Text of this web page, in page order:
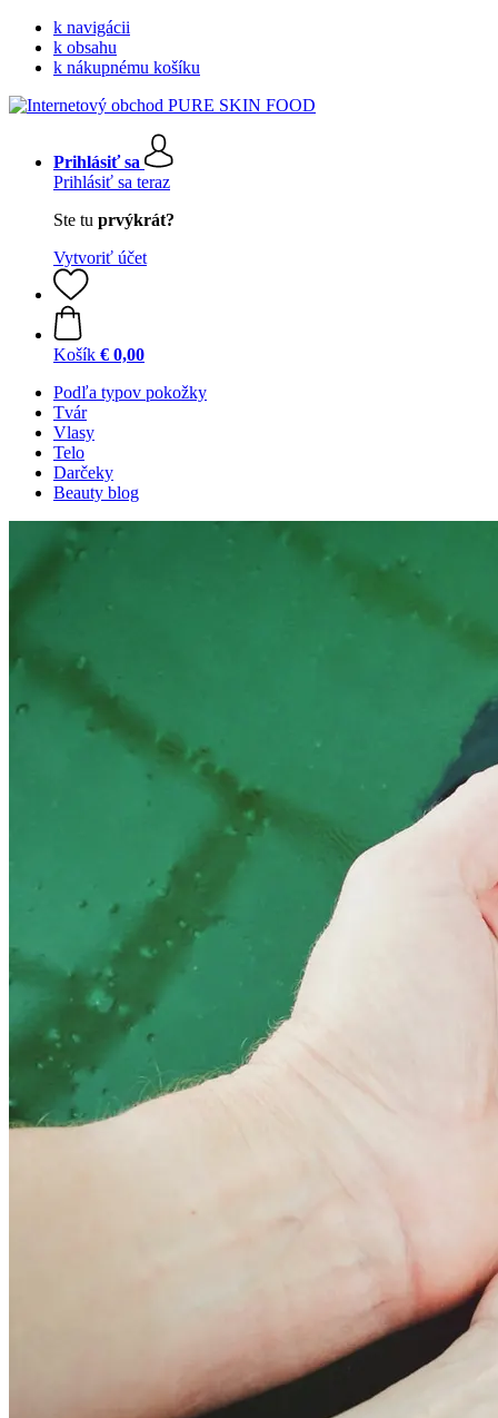
k navigácii
k obsahu
k nákupnému košíku
Prihlásiť sa
Prihlásiť sa teraz
Ste tu prvýkrát?
Vytvoriť účet
Košík € 0,00
Podľa typov pokožky
Tvár
Vlasy
Telo
Darčeky
Beauty blog